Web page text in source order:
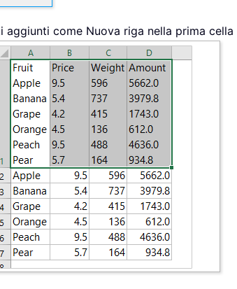
come Nuova riga nella prima